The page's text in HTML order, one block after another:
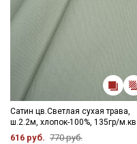
Сатин цв.Светлая сухая трава,
ш.2.2м, хлопок-100%, 135гр/м.кв
616 руб. 770 руб.